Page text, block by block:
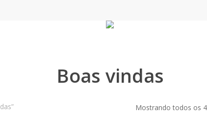
Boas vindas
Mostrando todos os